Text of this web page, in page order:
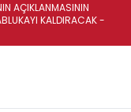
AÇIKLANMASININ
KALDIRACAK -